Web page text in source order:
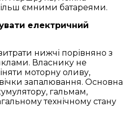
ємними батареями.
електричний
нижчі порівняно з
Власнику не
моторну оливу,
запалювання. Основна
гальмам,
технічному стану